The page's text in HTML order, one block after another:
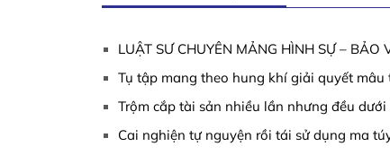
LUẬT SƯ CHUYÊN MẢNG HÌNH SỰ – BẢO
Tụ tập mang theo hung khí giải quyết mâu
Trộm cắp tài sản nhiều lần nhưng đều
Cai nghiện tự nguyện rồi tái sử dụng ma